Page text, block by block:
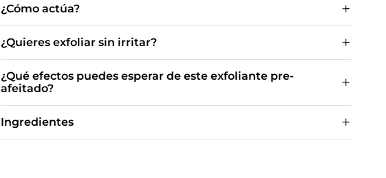
¿Cómo actúa?
¿Quieres exfoliar sin irritar?
¿Qué efectos puedes esperar de este exfoliante pre-
afeitado?
Ingredientes